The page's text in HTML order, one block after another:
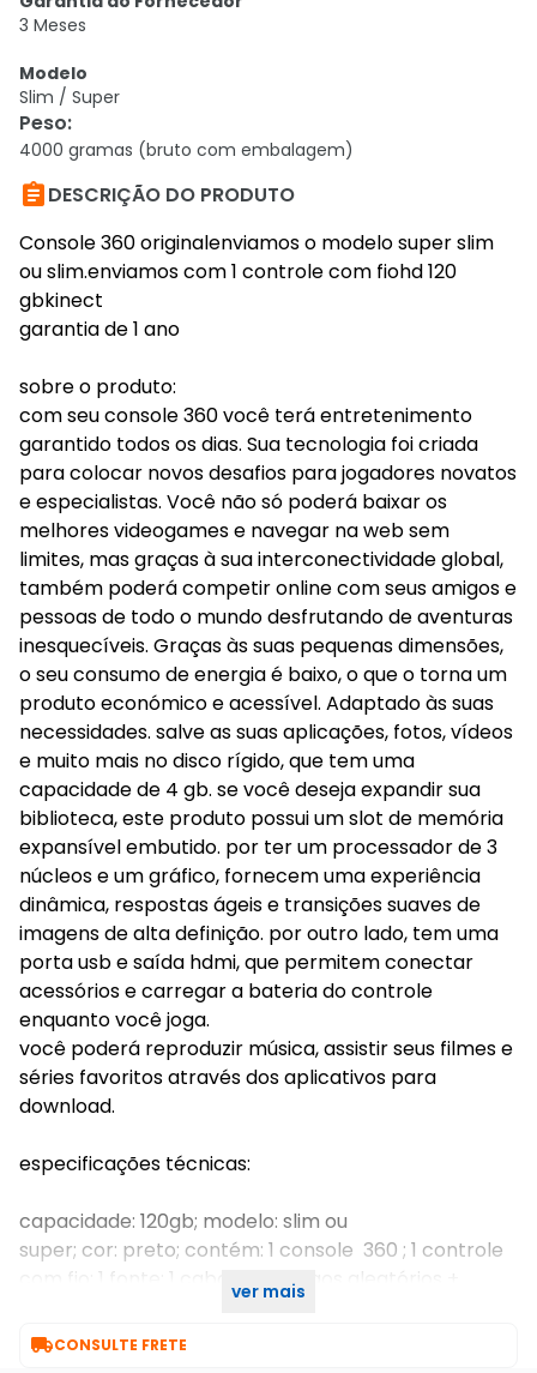
3 Meses
Modelo
Slim / Super
Peso:
4000 gramas (bruto com embalagem)
DESCRIÇÃO DO PRODUTO
Console 360 originalenviamos o modelo super slim
ou slim.enviamos com 1 controle com fiohd 120
gbkinect
garantia de 1 ano
sobre o produto:
com seu console 360 você terá entretenimento
garantido todos os dias. Sua tecnologia foi criada
para colocar novos desafios para jogadores novatos
e especialistas. Você não só poderá baixar os
melhores videogames e navegar na web sem
limites, mas graças à sua interconectividade global,
também poderá competir online com seus amigos e
pessoas de todo o mundo desfrutando de aventuras
inesquecíveis. Graças às suas pequenas dimensões,
o seu consumo de energia é baixo, o que o torna um
produto económico e acessível. Adaptado às suas
necessidades. salve as suas aplicações, fotos, vídeos
e muito mais no disco rígido, que tem uma
capacidade de 4 gb. se você deseja expandir sua
biblioteca, este produto possui um slot de memória
expansível embutido. por ter um processador de 3
núcleos e um gráfico, fornecem uma experiência
dinâmica, respostas ágeis e transições suaves de
imagens de alta definição. por outro lado, tem uma
porta usb e saída hdmi, que permitem conectar
acessórios e carregar a bateria do controle
enquanto você joga.
você poderá reproduzir música, assistir seus filmes e
séries favoritos através dos aplicativos para
download.
especificações técnicas:
capacidade: 120gb; modelo: slim ou
super; cor: preto; contém: 1 console 360 ; 1 controle
com fio; 1 fonte; 1 cabo hdmi; jogos aleatórios +
ver mais
CONSULTE FRETE